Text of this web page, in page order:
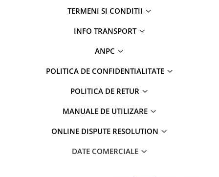
TERMENI SI CONDITII
INFO TRANSPORT
ANPC
POLITICA DE CONFIDENTIALITATE
POLITICA DE RETUR
MANUALE DE UTILIZARE
ONLINE DISPUTE RESOLUTION
DATE COMERCIALE